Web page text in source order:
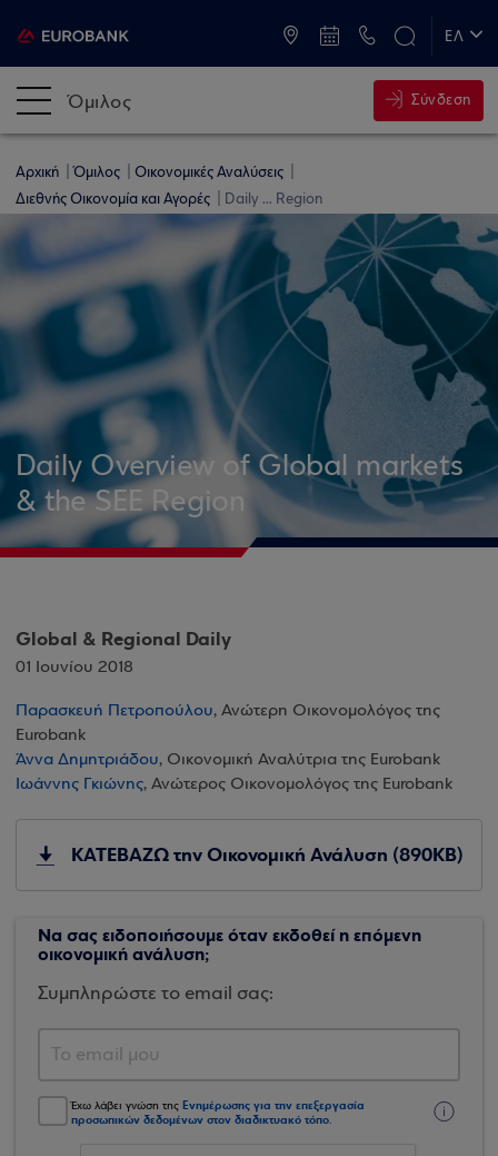
ΕΛ
Όμιλος Σύνδεση
Αρχική Όμιλος
Οικονομικές Αναλύσεις
Διεθνής Οικονομία και Αγορές
Daily ... Region
Daily Overview of Global markets
& the SEE Region
Global & Regional Daily
01 Ιουνίου 2018
Παρασκευή Πετροπούλου, Ανώτερη Οικονομολόγος της
Eurobank
Άννα Δημητριάδου, Οικονομική Αναλύτρια της Eurobank
Ιωάννης Γκιώνης, Ανώτερος Οικονομολόγος της Eurobank
ΚΑΤΕΒΑΖΩ την Οικονομική Ανάλυση (890KB)
Να σας ειδοποιήσουμε όταν εκδοθεί η επόμενη
οικονομική ανάλυση;
Συμπληρώστε το email σας:
Έχω λάβει γνώση της Ενημέρωσης για την επεξεργασία
προσωπικών δεδομένων στον διαδικτυακό τόπο.